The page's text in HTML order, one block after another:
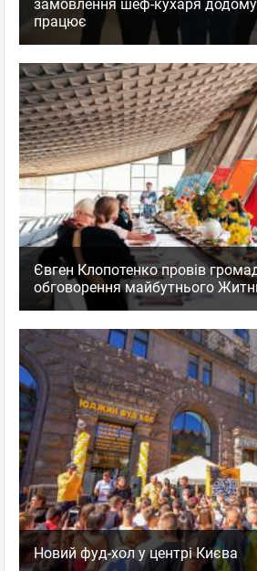
замовлення шеф-кухаря додому
працює
Євген Клопотенко провів
обговорення майбутнього
Новий фуд-хол у центрі Києва